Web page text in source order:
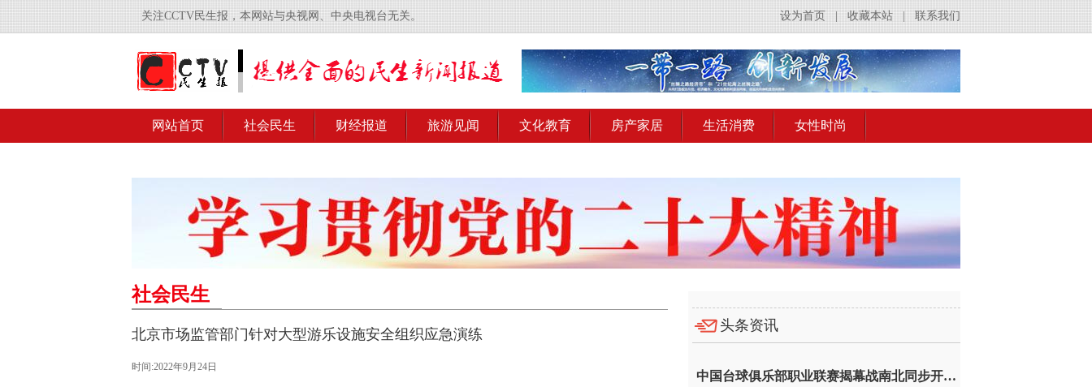
关注CCTV民生报，本网站与央视网、中央电视台无关。 联系我们
收藏本站
设为首页
网站首页 社会民生 财经报道 旅游见闻 文化教育 房产家居 生活消费 女性时尚
社会民生
北京市场监管部门针对大型游乐设施安全组织应急演练
时间:2022年9月24日
头条资讯
中国台球俱乐部职业联赛揭幕战南北同步开杆 首届CBL